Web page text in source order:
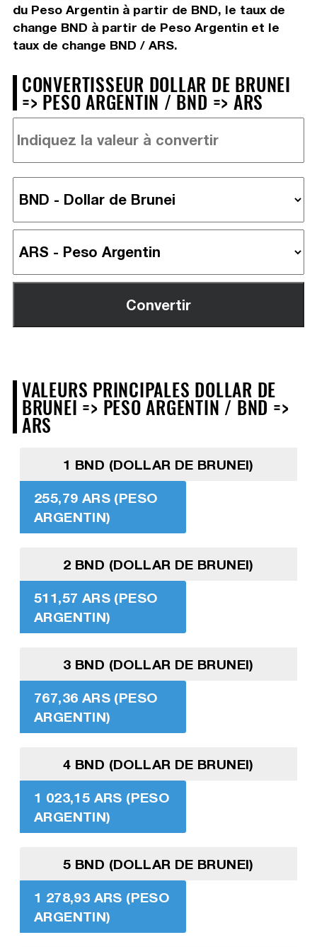
du Peso Argentin à partir de BND, le taux de
change BND à partir de Peso Argentin et le
taux de change BND / ARS.
CONVERTISSEUR DOLLAR DE BRUNEI
=> PESO ARGENTIN / BND => ARS
VALEURS PRINCIPALES DOLLAR DE
BRUNEI => PESO ARGENTIN / BND =>
ARS
1 BND (DOLLAR DE BRUNEI)
255,79 ARS (PESO
ARGENTIN)
2 BND (DOLLAR DE BRUNEI)
511,57 ARS (PESO
ARGENTIN)
3 BND (DOLLAR DE BRUNEI)
767,36 ARS (PESO
ARGENTIN)
4 BND (DOLLAR DE BRUNEI)
1 023,15 ARS (PESO
ARGENTIN)
5 BND (DOLLAR DE BRUNEI)
1 278,93 ARS (PESO
ARGENTIN)